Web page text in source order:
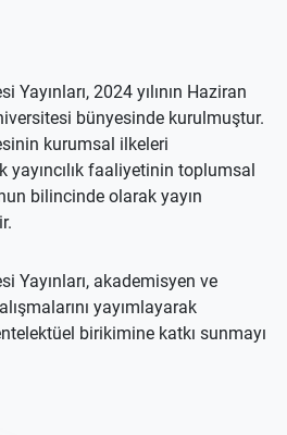
Yayınları, 2024 yılının Haziran
bünyesinde kurulmuştur.
kurumsal ilkeleri
faaliyetinin toplumsal
bilincinde olarak yayın
Yayınları, akademisyen ve
yayımlayarak
birikimine katkı sunmayı